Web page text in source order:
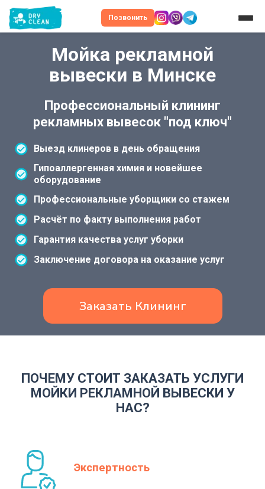
Позвонить
Мойка рекламной
вывески в Минске
Профессиональный клининг
рекламных вывесок "под ключ"
Выезд клинеров в день обращения
Гипоаллергенная химия и новейшее
оборудование
Профессиональные уборщики со стажем
Расчёт по факту выполнения работ
Гарантия качества услуг уборки
Заключение договора на оказание услуг
Заказать Клининг
ПОЧЕМУ СТОИТ ЗАКАЗАТЬ УСЛУГИ
МОЙКИ РЕКЛАМНОЙ ВЫВЕСКИ У
НАС?
Экспертность